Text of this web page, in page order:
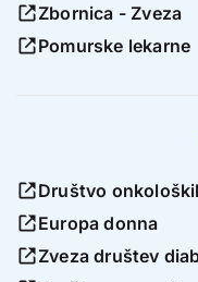
Zbornica - Zveza
Pomurske lekarne
Društvo
Europa donna
Zveza društev